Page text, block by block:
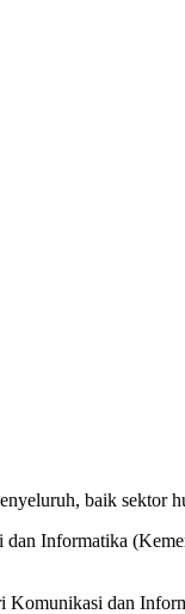
baik sektor
Informatika
Komunikasi dan